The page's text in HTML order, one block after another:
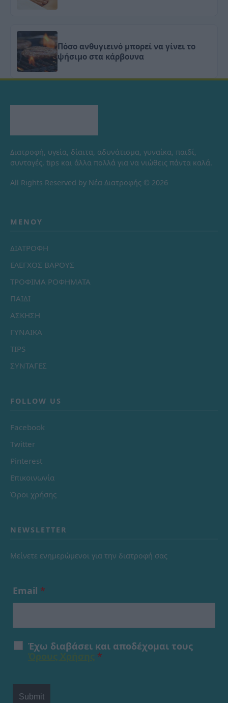
Πόσο ανθυγιεινό μπορεί να γίνει το
ψήσιμο στα κάρβουνα
Διατροφή, υγεία, δίαιτα, αδυνάτισμα, γυναίκα, παιδί,
συνταγές, tips και άλλα πολλά για να νιώθεις πάντα καλά.
All Rights Reserved by Νέα Διατροφής © 2026
ΜΕΝΟΎ
ΔΙΑΤΡΟΦΗ
ΕΛΕΓΧΟΣ ΒΑΡΟΥΣ
ΤΡΟΦΙΜΑ ΡΟΦΗΜΑΤΑ
ΠΑΙΔΙ
ΑΣΚΗΣΗ
ΓΥΝΑΙΚΑ
TIPS
ΣΥΝΤΑΓΕΣ
FOLLOW US
Facebook
Twitter
Pinterest
Επικοινωνία
Όροι χρήσης
NEWSLETTER
Μείνετε ενημερώμενοι για την διατροφή σας
Email *
Έχω διαβάσει και αποδέχομαι τους
*